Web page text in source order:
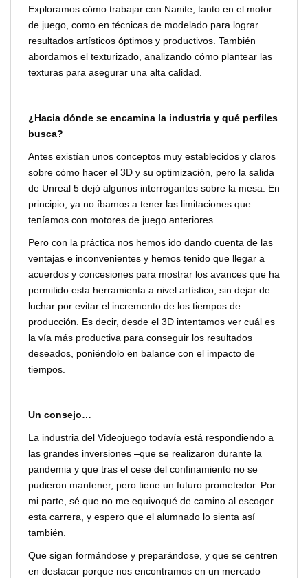
Exploramos cómo trabajar con Nanite, tanto en el motor
de juego, como en técnicas de modelado para lograr
resultados artísticos óptimos y productivos. También
abordamos el texturizado, analizando cómo plantear las
texturas para asegurar una alta calidad.
¿Hacia dónde se encamina la industria y qué perfiles
busca?
Antes existían unos conceptos muy establecidos y claros
sobre cómo hacer el 3D y su optimización, pero la salida
de Unreal 5 dejó algunos interrogantes sobre la mesa. En
principio, ya no íbamos a tener las limitaciones que
teníamos con motores de juego anteriores.
Pero con la práctica nos hemos ido dando cuenta de las
ventajas e inconvenientes y hemos tenido que llegar a
acuerdos y concesiones para mostrar los avances que ha
permitido esta herramienta a nivel artístico, sin dejar de
luchar por evitar el incremento de los tiempos de
producción. Es decir, desde el 3D intentamos ver cuál es
la vía más productiva para conseguir los resultados
deseados, poniéndolo en balance con el impacto de
tiempos.
Un consejo…
La industria del Videojuego todavía está respondiendo a
las grandes inversiones
que se realizaron durante la
pandemia y que tras el cese del confinamiento no se
pudieron mantener, pero tiene un futuro prometedor. Por
mi parte, sé que no me equivoqué de camino al escoger
esta carrera, y espero que el alumnado lo sienta así
también.
Que sigan formándose y preparándose, y que se centren
en destacar porque nos encontramos en un mercado